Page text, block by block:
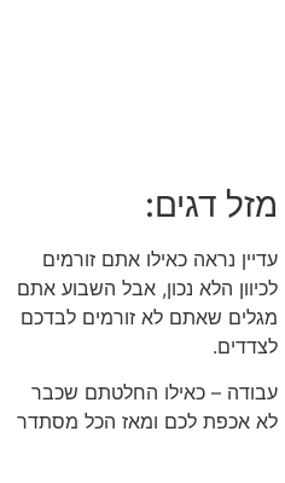
מזל דגים:
עדיין נראה כאילו אתם זורמים
לכיוון הלא נכון, אבל השבוע אתם
מגלים שאתם לא זורמים לבדכם
לצדדים.
עבודה – כאילו החלטתם שכבר
לא אכפת לכם ומאז הכל מסתדר